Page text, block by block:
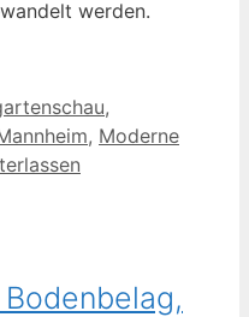
werden.
,
, Moderne